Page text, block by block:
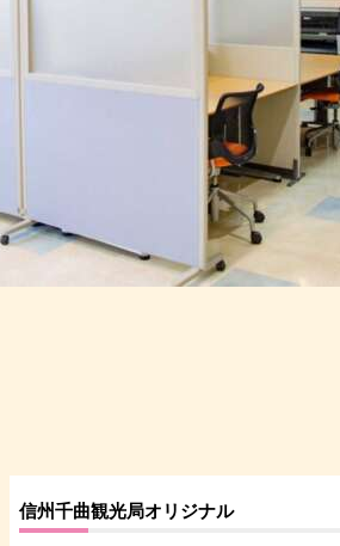
信州千曲観光局オリジナル